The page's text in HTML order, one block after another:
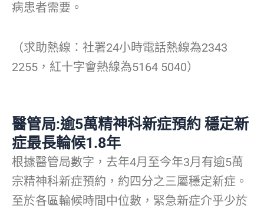
病患者需要。
（求助熱線：社署24小時電話熱線為2343
2255，紅十字會熱線為5164 5040）
醫管局:逾5萬精神科新症預約 穩定新
症最長輪候1.8年
根據醫管局數字，去年4月至今年3月有逾5萬
宗精神科新症預約，約四分之三屬穩定新症。
至於各區輪候時間中位數，緊急新症介乎少於